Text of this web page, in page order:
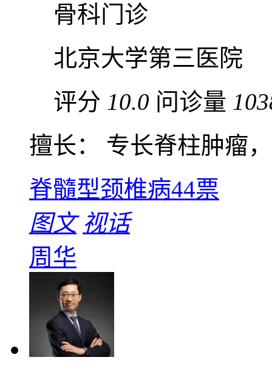
骨科门诊
北京大学第三医院
评分 10.0 问诊量
擅长： 专长脊柱肿瘤
脊髓型颈椎病44票
图文 视话
周华